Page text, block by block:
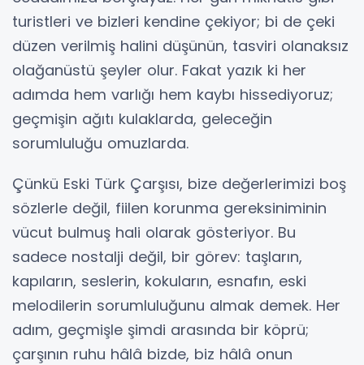
turistleri ve bizleri kendine çekiyor; bi de çeki
düzen verilmiş halini düşünün, tasviri olanaksız
olağanüstü şeyler olur. Fakat yazık ki her
adımda hem varlığı hem kaybı hissediyoruz;
geçmişin ağıtı kulaklarda, geleceğin
sorumluluğu omuzlarda.
Çünkü Eski Türk Çarşısı, bize değerlerimizi boş
sözlerle değil, fiilen korunma gereksiniminin
vücut bulmuş hali olarak gösteriyor. Bu
sadece nostalji değil, bir görev: taşların,
kapıların, seslerin, kokuların, esnafın, eski
melodilerin sorumluluğunu almak demek. Her
adım, geçmişle şimdi arasında bir köprü;
çarşının ruhu hâlâ bizde, biz hâlâ onun